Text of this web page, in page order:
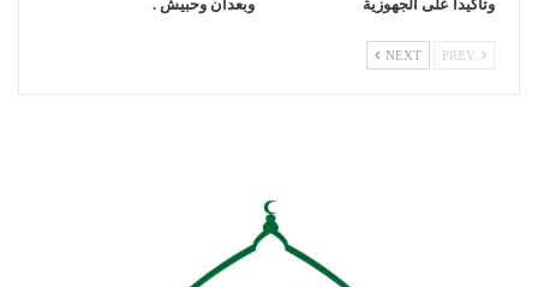
وتأكيدا على الجهوزية
وبعدان وحبيش .
NEXT